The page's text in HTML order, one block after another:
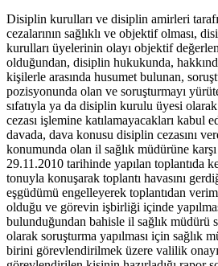
Disiplin kurulları ve disiplin amirleri
cezalarının sağlıklı ve objektif olması,
kurulları üyelerinin olayı objektif
olduğundan, disiplin hukukunda,
kişilerle arasında husumet bulunan,
pozisyonunda olan ve soruşturmayı
sıfatıyla ya da disiplin kurulu üyesi
cezası işlemine katılamayacakları kabul
davada, dava konusu disiplin cezasını
konumunda olan il sağlık müdürüne karşı
29.11.2010 tarihinde yapılan toplantıda
tonuyla konuşarak toplantı havasını
eşgüdümü engelleyerek toplantıdan verim
olduğu ve görevin işbirliği içinde
bulunduğundan bahisle il sağlık müdürü
olarak soruşturma yapılması için sağlık
birini görevlendirilmek üzere valilik